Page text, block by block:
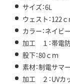
サイズ：6L
ウェスト：122
カラー：ネイビー
加工 １：帯電
股下：80ｃｍ
素材：制電サマ
加工 ２：UVカ